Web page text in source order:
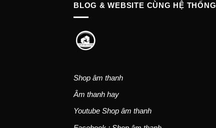
BLOG & WEBSITE CÙNG HỆ THỐNG
Shop âm thanh
Âm thanh hay
Youtube Shop âm thanh